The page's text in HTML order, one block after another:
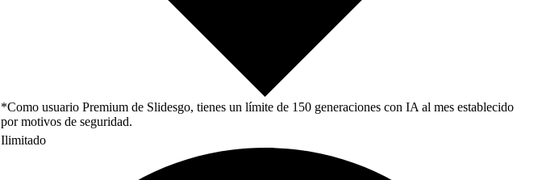
*Como usuario Premium de Slidesgo, tienes un límite de 150 generaciones con IA al mes establecido
por motivos de seguridad.
Ilimitado